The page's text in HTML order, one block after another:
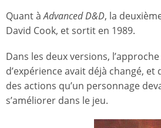
Quant àAdvanced D&D, la
David Cook, et sortit en 1989.
Dans les deux versions,
d’expérience avait déjà changé,
des actions qu’un personnage
s’améliorer dans le jeu.